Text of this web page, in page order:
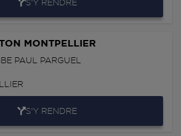
S'Y RENDRE
MONTPELLIER
PAUL PARGUEL
S'Y RENDRE